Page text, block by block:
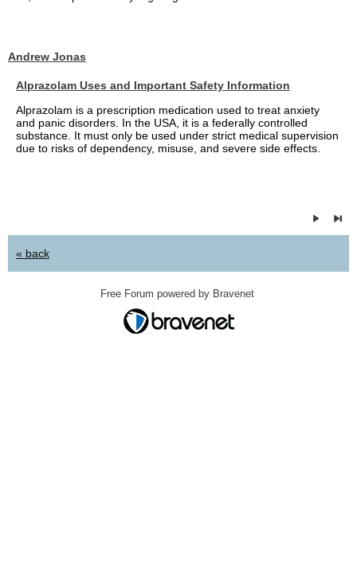
Andrew Jonas
Alprazolam Uses and Important Safety Information
Alprazolam is a prescription medication used to treat anxiety
and panic disorders. In the USA, it is a federally controlled
substance. It must only be used under strict medical supervision
due to risks of dependency, misuse, and severe side effects.
« back
Free Forum powered by Bravenet